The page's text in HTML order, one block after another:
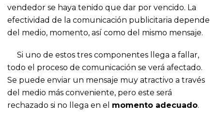
vendedor se haya tenido que dar por vencido. La
efectividad de la comunicación publicitaria depende
del medio, momento, así como del mismo mensaje.
Si uno de estos tres componentes llega a fallar,
todo el proceso de comunicación se verá afectado.
Se puede enviar un mensaje muy atractivo a través
del medio más conveniente, pero este será
rechazado si no llega en el momento adecuado.